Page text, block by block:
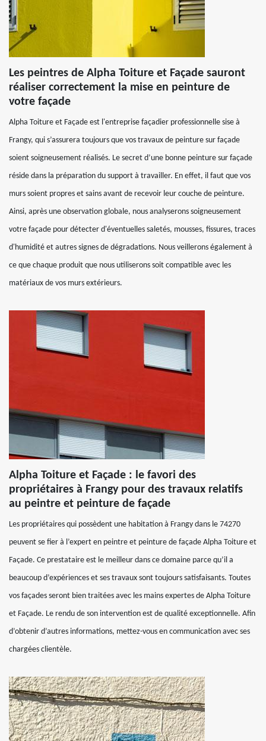
Les peintres de Alpha Toiture et Façade sauront
réaliser correctement la mise en peinture de
votre façade
Alpha Toiture et Façade est l'entreprise façadier professionnelle sise à
Frangy, qui s’assurera toujours que vos travaux de peinture sur façade
soient soigneusement réalisés. Le secret d’une bonne peinture sur façade
réside dans la préparation du support à travailler. En effet, il faut que vos
murs soient propres et sains avant de recevoir leur couche de peinture.
Ainsi, après une observation globale, nous analyserons soigneusement
votre façade pour détecter d'éventuelles saletés, mousses, fissures, traces
d'humidité et autres signes de dégradations. Nous veillerons également à
ce que chaque produit que nous utiliserons soit compatible avec les
matériaux de vos murs extérieurs.
Alpha Toiture et Façade : le favori des
propriétaires à Frangy pour des travaux relatifs
au peintre et peinture de façade
Les propriétaires qui possèdent une habitation à Frangy dans le 74270
peuvent se fier à l’expert en peintre et peinture de façade Alpha Toiture et
Façade. Ce prestataire est le meilleur dans ce domaine parce qu’il a
beaucoup d’expériences et ses travaux sont toujours satisfaisants. Toutes
vos façades seront bien traitées avec les mains expertes de Alpha Toiture
et Façade. Le rendu de son intervention est de qualité exceptionnelle. Afin
d’obtenir d’autres informations, mettez-vous en communication avec ses
chargées clientèle.